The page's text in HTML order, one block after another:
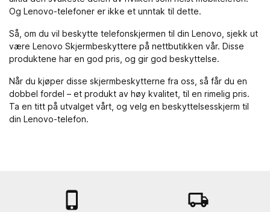
Og Lenovo-telefoner er ikke et unntak til dette.
Så, om du vil beskytte telefonskjermen til din Lenovo, sjekk ut
være Lenovo Skjermbeskyttere på nettbutikken vår. Disse
produktene har en god pris, og gir god beskyttelse.
Når du kjøper disse skjermbeskytterne fra oss, så får du en
dobbel fordel – et produkt av høy kvalitet, til en rimelig pris.
Ta en titt på utvalget vårt, og velg en beskyttelsesskjerm til
din Lenovo-telefon.
 local_shipping